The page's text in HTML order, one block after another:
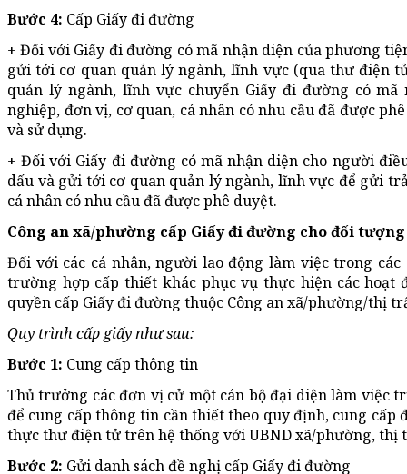
Bước 4: Cấp Giấy đi đường
+ Đối với Giấy đi đường có mã nhận diện của phương
gửi tới cơ quan quản lý ngành, lĩnh vực (qua thư điện
quản lý ngành, lĩnh vực chuyển Giấy đi đường có mã
nghiệp, đơn vị, cơ quan, cá nhân có nhu cầu đã được
và sử dụng.
+ Đối với Giấy đi đường có mã nhận diện cho người
dấu và gửi tới cơ quan quản lý ngành, lĩnh vực để gửi
cá nhân có nhu cầu đã được phê duyệt.
Công an xã/phường cấp Giấy đi đường cho đối
Đối với các cá nhân, người lao động làm việc trong
trường hợp cấp thiết khác phục vụ thực hiện các hoạt
quyền cấp Giấy đi đường thuộc Công an xã/phường/thị
Quy trình cấp giấy như sau:
Bước 1: Cung cấp thông tin
Thủ trưởng các đơn vị cử một cán bộ đại diện làm việc
để cung cấp thông tin cần thiết theo quy định, cung
thực thư điện tử trên hệ thống với UBND xã/phường, thị
Bước 2: Gửi danh sách đề nghị cấp Giấy đi đường